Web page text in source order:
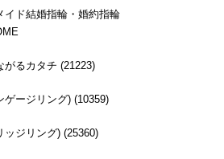
イド結婚指輪・婚約指輪
がるカタチ (21223)
ゲージリング) (10359)
ッジリング) (25360)